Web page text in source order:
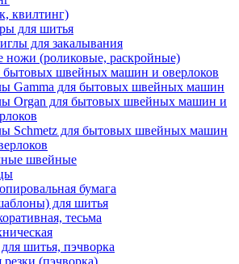
квилтинг)
для шитья
для закалывания
ножи (роликовые, раскройные)
бытовых швейных машин и оверлоков
Gamma для бытовых швейных машин
Organ для бытовых швейных машин и
Schmetz для бытовых швейных машин
швейные
бумага
для шитья
тесьма
шитья, пэчворка
(пэчворка)